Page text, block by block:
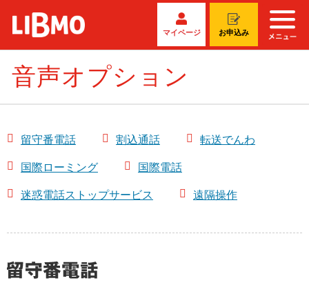
マイページ お申込み
音声オプション
留守番電話 割込通話 転送でんわ
国際ローミング 国際電話
迷惑電話ストップサービス 遠隔操作